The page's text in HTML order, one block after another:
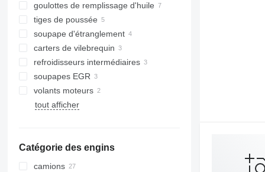
goulottes de remplissage d'huile
tiges de poussée
soupape d'étranglement
carters de vilebrequin
refroidisseurs intermédiaires
soupapes EGR
volants moteurs
tout afficher
Catégorie des engins
camions